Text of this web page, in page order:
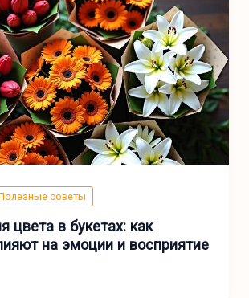
советы
цвета в букетах: как
на эмоции и восприятие